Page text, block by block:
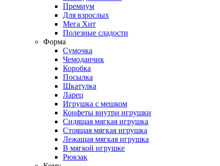
Премиум
Для взрослых
Мега Хит
Полезные сладости
Форма
Сумочка
Чемоданчик
Коробка
Посылка
Шкатулка
Ларец
Игрушка с мешком
Конфеты внутри игрушки
Сидящая мягкая игрушка
Стоящая мягкая игрушка
Лежащая мягкая игрушка
В мягкой игрушке
Рюкзак